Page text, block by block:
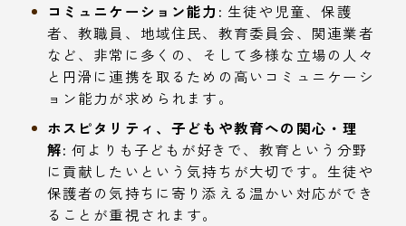
コミュニケーション能力: 生徒や児童、保護
者、教職員、地域住民、教育委員会、関連業者
など、非常に多くの、そして多様な立場の人々
と円滑に連携を取るための高いコミュニケーシ
ョン能力が求められます。
ホスピタリティ、子どもや教育への関心・理
解: 何よりも子どもが好きで、教育という分野
に貢献したいという気持ちが大切です。生徒や
保護者の気持ちに寄り添える温かい対応ができ
ることが重視されます。